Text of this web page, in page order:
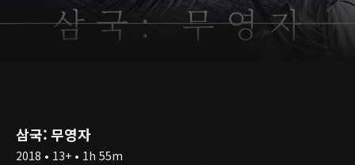
삼국: 무영자
2018 • 13+ • 1h 55m